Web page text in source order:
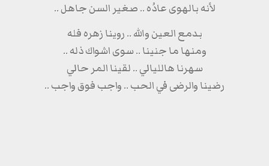
لأنه بالهوى عادُه .. صغير السن جاهل ..‏
بدمع العين والله .. روينا زهره فله
ومنها ما جنينا .. سوى اشواك ذله ..‏
سهرنا هالليالي .. لقينا المر حالي
رضينا والرضى في الحب .. واجب فوق واجب ..‏